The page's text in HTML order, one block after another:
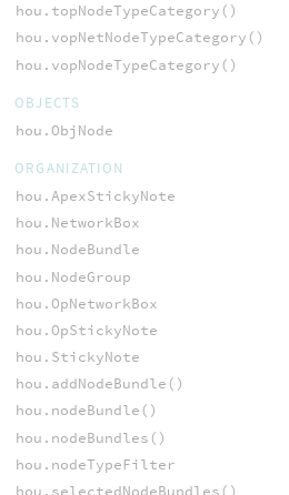
hou.topNodeTypeCategory()
hou.vopNetNodeTypeCategory()
hou.vopNodeTypeCategory()
OBJECTS
hou.ObjNode
ORGANIZATION
hou.ApexStickyNote
hou.NetworkBox
hou.NodeBundle
hou.NodeGroup
hou.OpNetworkBox
hou.OpStickyNote
hou.StickyNote
hou.addNodeBundle()
hou.nodeBundle()
hou.nodeBundles()
hou.nodeTypeFilter
hou.selectedNodeBundles()